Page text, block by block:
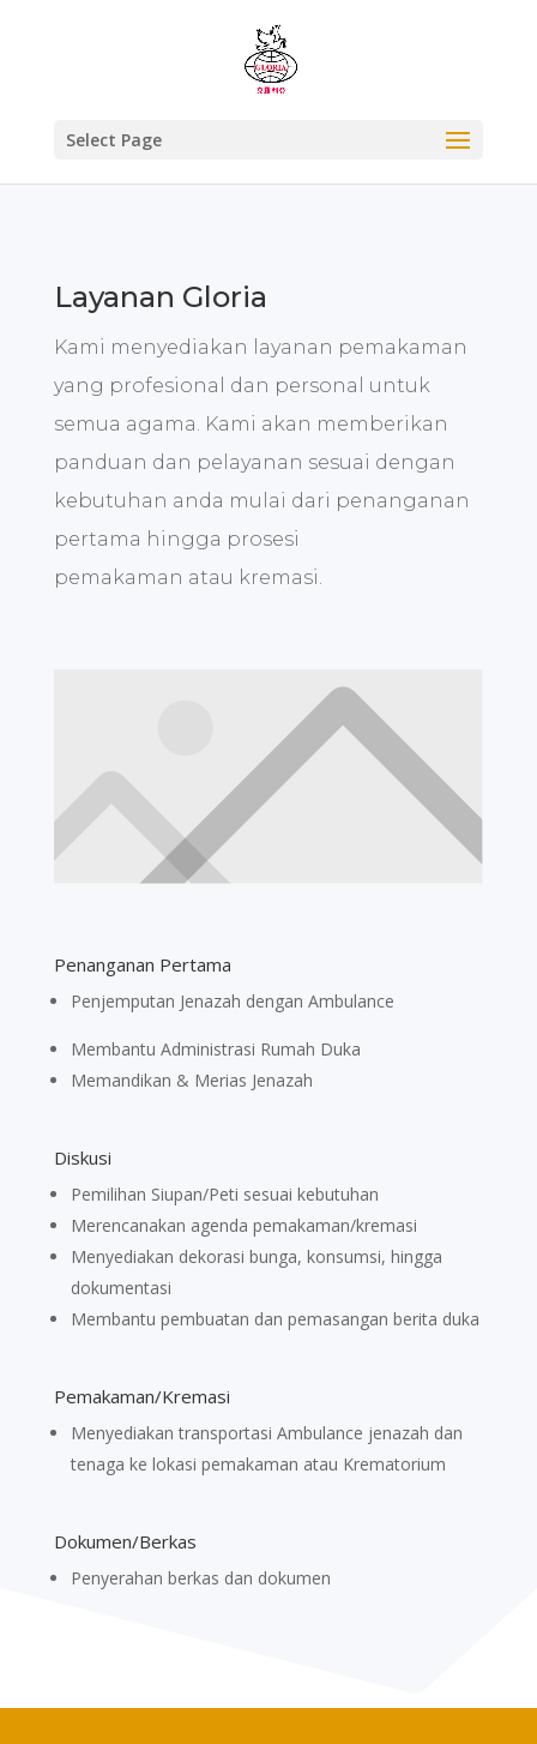
Select Page
Layanan Gloria
Kami menyediakan layanan pemakaman
yang profesional dan personal untuk
semua agama. Kami akan memberikan
panduan dan pelayanan sesuai dengan
kebutuhan anda mulai dari penanganan
pertama hingga prosesi
pemakaman atau kremasi.
Penanganan Pertama
Penjemputan Jenazah dengan Ambulance
Membantu Administrasi Rumah Duka
Memandikan & Merias Jenazah
Diskusi
Pemilihan Siupan/Peti sesuai kebutuhan
Merencanakan agenda pemakaman/kremasi
Menyediakan dekorasi bunga, konsumsi, hingga
dokumentasi
Membantu pembuatan dan pemasangan berita duka
Pemakaman/Kremasi
Menyediakan transportasi Ambulance jenazah dan
tenaga ke lokasi pemakaman atau Krematorium
Dokumen/Berkas
Penyerahan berkas dan dokumen